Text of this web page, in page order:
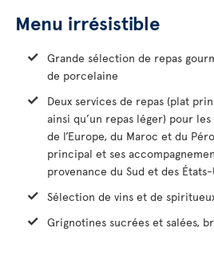
Menu irrésistible
Grande sélection de repas
de porcelaine
Deux services de repas (plat
ainsi qu’un repas léger) pour
de l’Europe, du Maroc et du
principal et ses
provenance du Sud et des États-
Sélection de vins et de
Grignotines sucrées et salées,